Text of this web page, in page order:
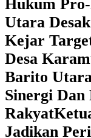
Hukum
Utara
Kejar
Desa
Barito
Sinergi
Rakyat
Jadikan